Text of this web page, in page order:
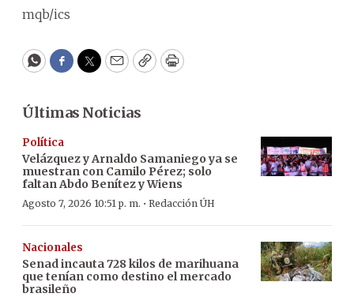
mqb/ics
WhatsApp
Facebook
Twitter
EmailCopyPrint
Últimas Noticias
Política
Velázquez y Arnaldo Samaniego ya se
muestran con Camilo Pérez; solo
faltan Abdo Benítez y Wiens
Agosto 7, 2026 10:51 p. m. · Redacción ÚH
Nacionales
Senad incauta 728 kilos de marihuana
que tenían como destino el mercado
brasileño